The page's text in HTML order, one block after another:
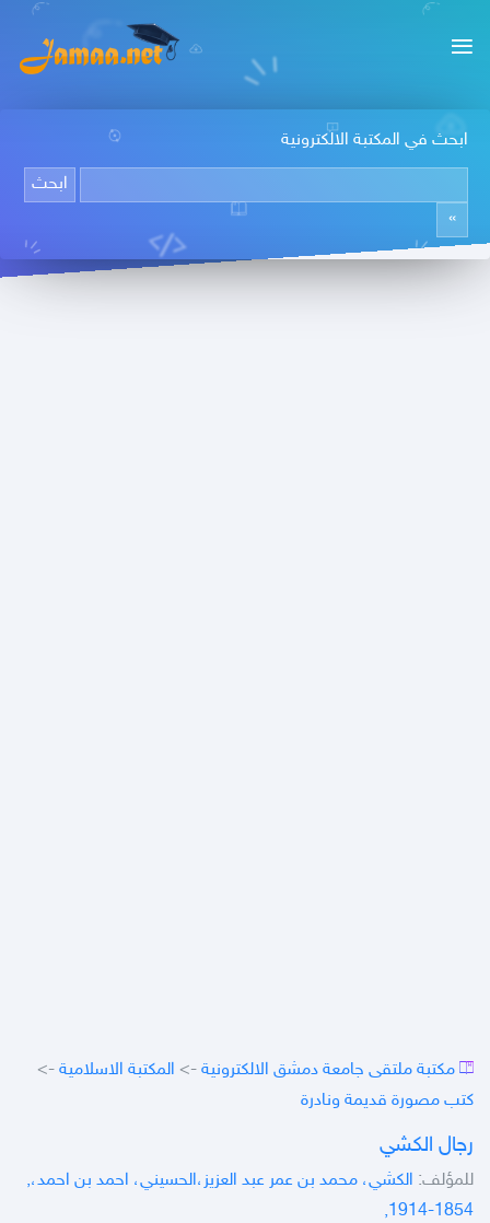
ابحث في المكتبة الالكترونية
مكتبة ملتقى جامعة دمشق الالكترونية -> المكتبة الاسلامية ->
كتب مصورة قديمة ونادرة
رجال الكشي
للمؤلف: الكشي، محمد بن عمر عبد العزيز،الحسيني، احمد بن احمد،,
1854-1914,